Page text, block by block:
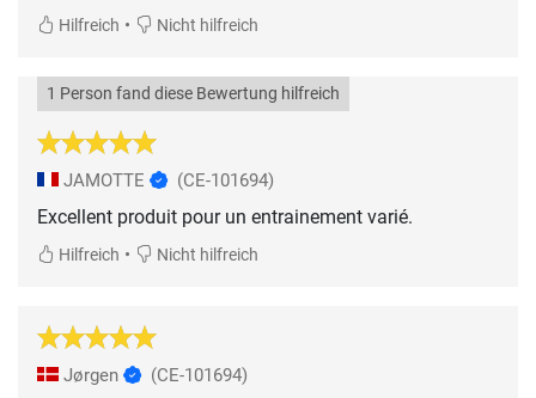
Hilfreich • Nicht hilfreich
1 Person fand diese Bewertung hilfreich
JAMOTTE (CE-101694)
Excellent produit pour un entrainement varié.
Hilfreich • Nicht hilfreich
Jørgen (CE-101694)